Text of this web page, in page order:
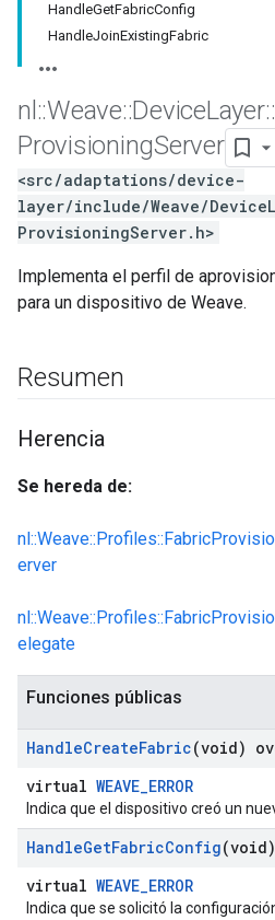
HandleGetFabricConfig
HandleJoinExistingFabric
nl ::Weave::DeviceLayer::
ProvisioningServer
<src/adaptations/device-
layer/include/Weave/
ProvisioningServer.h>
Implementa el perfil de
para un dispositivo de Weave.
Resumen
Herencia
Se hereda de:
erver
elegate
Funciones públicas
HandleCreateFabric(void)
virtual WEAVE_ERROR
Indica que el dispositivo creó un
HandleGetFabricConfig
virtual WEAVE_ERROR
Indica que se solicitó la